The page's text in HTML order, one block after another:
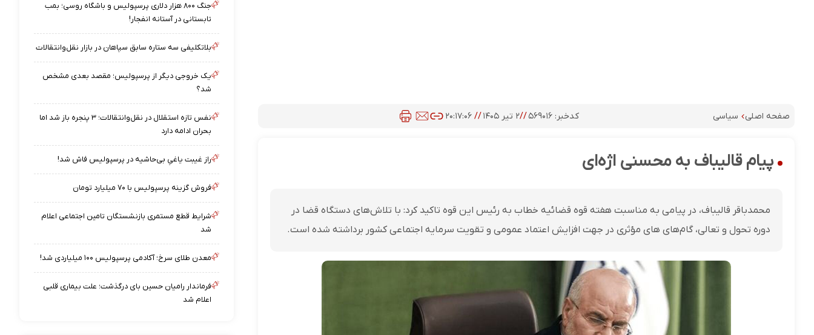
صفحه اصلی سیاسی کدخبر: ۵۶۹۰۱۶ //۲ تیر ۱۴۰۵ // ۲۰:۱۷:۰۶
پیام قالیباف به محسنی اژه‌ای
محمدباقر قالیباف، در پیامی به مناسبت هفته قوه قضائیه خطاب به رئیس این قوه تاکید کرد: با تلاش‌های دستگاه قضا در
دوره تحول و تعالی، گام‌های های مؤثری در جهت افزایش اعتماد عمومی و تقویت سرمایه اجتماعی کشور برداشته شده است.
جنگ ۸۰۰ هزار دلاری پرسپولیس و باشگاه روسی؛ بمب
تابستانی در آستانه انفجار!
بلاتکلیفی سه ستاره سابق سپاهان در بازار نقل‌وانتقالات
یک خروجی دیگر از پرسپولیس؛ مقصد بعدی مشخص
شد؟
نفس تازه استقلال در نقل‌وانتقالات؛ ۳ پنجره باز شد اما
بحران ادامه دارد
راز غیبت یاغیِ بی‌حاشیه در پرسپولیس فاش شد!
فروش گزینه پرسپولیس با ۷۰ میلیارد تومان
شرایط قطع مستمری بازنشستگان تامین اجتماعی اعلام
شد
معدن طلای سرخ؛ آکادمی پرسپولیس ۱۰۰ میلیاردی شد!
فرماندار رامیان حسین بای درگذشت؛ علت بیماری قلبی
اعلام شد